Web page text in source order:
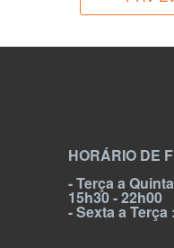
HORÁRIO DE
- Terça a
15h30 - 22h00
- Sexta a